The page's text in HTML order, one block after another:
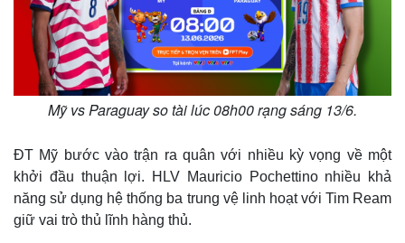
Mỹ vs Paraguay so tài lúc 08h00 rạng sáng 13/6.
ĐT Mỹ bước vào trận ra quân với nhiều kỳ vọng về một
khởi đầu thuận lợi. HLV Mauricio Pochettino nhiều khả
năng sử dụng hệ thống ba trung vệ linh hoạt với Tim Ream
giữ vai trò thủ lĩnh hàng thủ.